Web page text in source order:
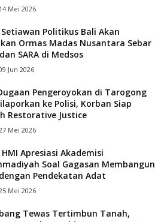
Mei 2026
Politikus Bali Akan
Ormas Madas Nusantara Sebar
SARA di Medsos
Jun 2026
Pengeroyokan di Tarogong
ke Polisi, Korban Siap
Restorative Justice
Mei 2026
Apresiasi Akademisi
Soal Gagasan Membangun
Pendekatan Adat
Mei 2026
Tewas Tertimbun Tanah,